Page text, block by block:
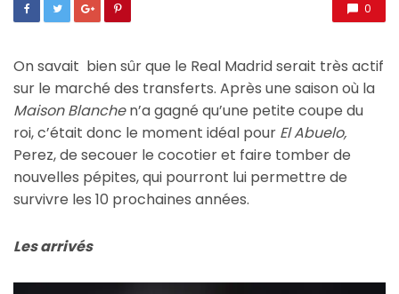
0
On savait bien sûr que le Real Madrid serait très actif
sur le marché des transferts. Après une saison où la
Maison Blanchen’a gagné qu’une petite coupe du
roi, c’était donc le moment idéal pour El Abuelo,
Perez, de secouer le cocotier et faire tomber de
nouvelles pépites, qui pourront lui permettre de
survivre les 10 prochaines années.
Les arrivés